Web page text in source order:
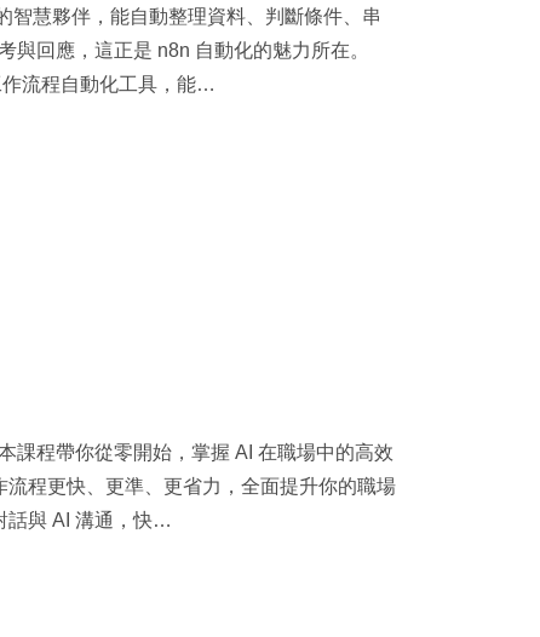
智慧夥伴，能自動整理資料、判斷條件、串
與回應，這正是 n8n 自動化的魅力所在。
流程自動化工具，能…
課程帶你從零開始，掌握 AI 在職場中的高效
程更快、更準、更省力，全面提升你的職場
話與 AI 溝通，快…